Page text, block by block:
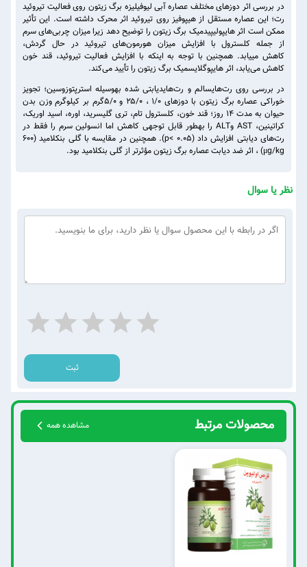
در بررسی اثر دوز‌های مختلف عصاره آبی لیوفیلیزه برگ زیتون روی فعالیت تیروئید
رت؛ این عصاره مستقل از هیپوفیز روی تیروئید اثر محرک داشته است. این تأثیر
ممکن است اثر هایپولیپیدمیک برگ زیتون را توضیح دهد زیرا میزان چربی‌های سرم
از جمله کلسترول با افزایش میزان هورمون‌های تیروئید در حال گردش،
کاهش مییابد. همچنین با توجه به اینکه با افزایش فعالیت تیروئید، قند خون
کاهش می‌یابد، اثر هایپوگلایسمیک برگ زیتون را تأیید می‌کند.
در بررسی روی رت‌هایسالم و رت‌هایدیابتی شده بهوسیله استرپتوزوسین؛ تجویز
خوراکی عصاره برگ زیتون با دوزهای ۱/۰ ، ۲۵/۰ و ۵/۰گرم بر کیلوگرم وزن بدن
حیوان به مدت ۱۴ روز؛ قند خون، کلسترول تام، تری گلیسرید، اوره، اسید اوریک،
کراتینین، AST وALT را بهطور قابل توجهی کاهش اما انسولین سرم را فقط در
رت‌های دیابتی افزایش داد (p< 0.05). همچنین در مقایسه با گلی بنکلامید (۶۰۰
μg/kg) ، اثر ضد دیابت عصاره برگ زیتون مؤثرتر از گلی بنکلامید بود.
نظر یا سوال
ثبت
محصولات مرتبط مشاهده همه